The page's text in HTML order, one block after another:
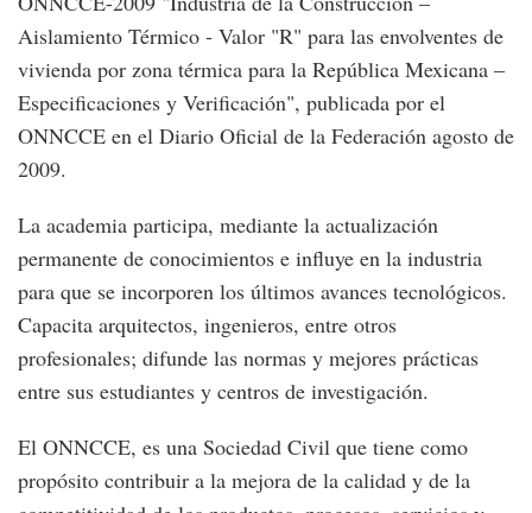
Aislamiento Térmico ‑ Valor "R" para las envolventes de
vivienda por zona térmica para la República Mexicana –
Especificaciones y Verificación", publicada por el
ONNCCE en el Diario Oficial de la Federación agosto de
2009.
La academia participa, mediante la actualización
permanente de conocimientos e influye en la industria
para que se incorporen los últimos avances tecnológicos.
Capacita arquitectos, ingenieros, entre otros
profesionales; difunde las normas y mejores prácticas
entre sus estudiantes y centros de investigación.
El ONNCCE, es una Sociedad Civil que tiene como
propósito contribuir a la mejora de la calidad y de la